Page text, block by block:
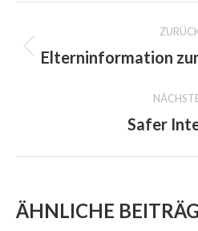
NAVIGATION
Elterninformation
Safer
ÄHNLICHE